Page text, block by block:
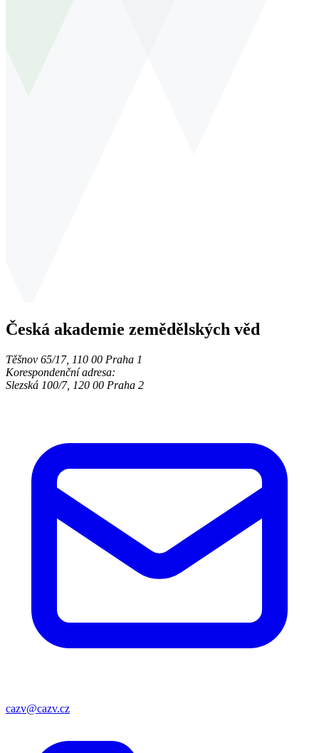
Česká akademie zemědělských věd
Těšnov 65/17, 110 00 Praha 1
Korespondenční adresa:
Slezská 100/7, 120 00 Praha 2
cazv@cazv.cz